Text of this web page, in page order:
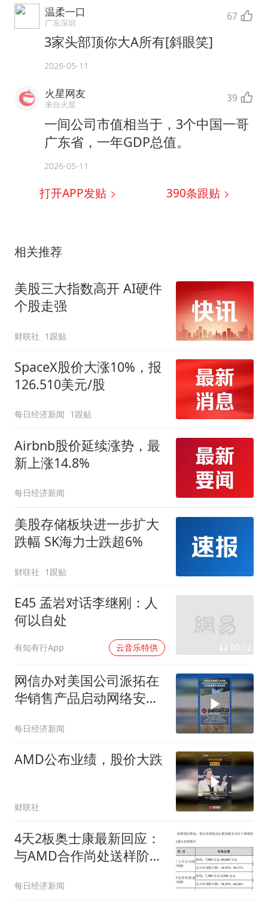
温柔一口
广东深圳 67
3家头部顶你大A所有[斜眼笑]
2026-05-11
火星网友
来自火星 39
一间公司市值相当于，3个中国一哥
广东省，一年GDP总值。
2026-05-11
打开APP发贴 390条跟贴
相关推荐
美股三大指数高开 AI硬件
个股走强
财联社 1跟贴
SpaceX股价大涨10%，报
126.510美元/股
每日经济新闻 1跟贴
Airbnb股价延续涨势，最
新上涨14.8%
每日经济新闻
美股存储板块进一步扩大
跌幅 SK海力士跌超6%
财联社 1跟贴
E45 孟岩对话李继刚：人
何以自处
有知有行App 云音乐特供 00:12
网信办对美国公司派拓在
华销售产品启动网络安全
跳水
每日经济新闻
AMD公布业绩，股价大跌
财联社
4天2板奥士康最新回应：
与AMD合作尚处送样阶
展订单合作
每日经济新闻